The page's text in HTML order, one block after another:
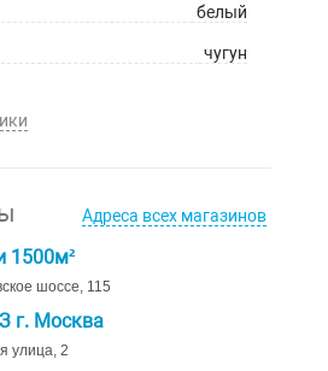
белый
чугун
Адреса всех магазинов
1500м²
шоссе, 115
г. Москва
улица, 2